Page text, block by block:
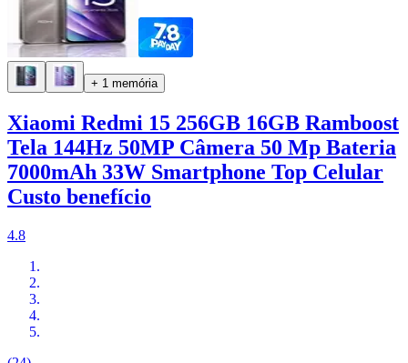
+ 1 memória
Xiaomi Redmi 15 256GB 16GB Ramboost
Tela 144Hz 50MP Câmera 50 Mp Bateria
7000mAh 33W Smartphone Top Celular
Custo benefício
4.8